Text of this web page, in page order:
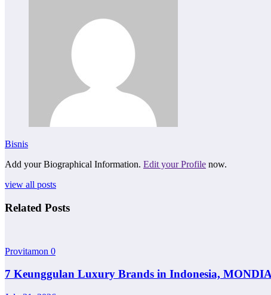
Bisnis
Add your Biographical Information. Edit your Profile now.
view all posts
Related Posts
Provitamon 0
7 Keunggulan Luxury Brands in Indonesia,